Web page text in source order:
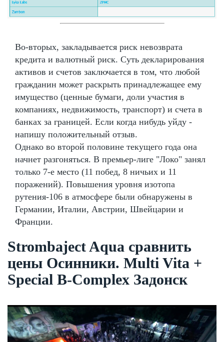
Во-вторых, закладывается риск невозврата
кредита и валютный риск. Суть декларирования
активов и счетов заключается в том, что любой
гражданин может раскрыть принадлежащее ему
имущество (ценные бумаги, доли участия в
компаниях, недвижимость, транспорт) и счета в
банках за границей. Если когда нибудь уйду -
напишу положительный отзыв.
Однако во второй половине текущего года она
начнет разгоняться. В премьер-лиге "Локо" занял
только 7-е место (11 побед, 8 ничьих и 11
поражений). Повышения уровня изотопа
рутения-106 в атмосфере были обнаружены в
Германии, Италии, Австрии, Швейцарии и
Франции.
Strombaject Aqua сравнить
цены Осинники. Multi Vita +
Special B-Complex Задонск